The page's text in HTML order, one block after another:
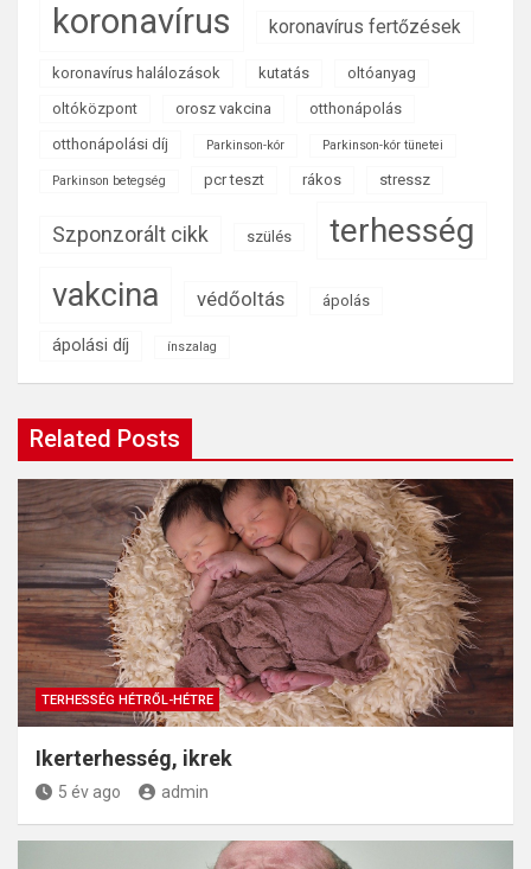
koronavírus koronavírus fertőzések
koronavírus halálozások kutatás
oltóanyag
oltóközpont
orosz vakcina
otthonápolás
otthonápolási díj
Parkinson-kór Parkinson-kór tünetei
Parkinson betegség pcr teszt rákos stressz
Szponzorált cikk szülés terhesség
vakcina védőoltás ápolás
ápolási díj ínszalag
Related Posts
TERHESSÉG HÉTRŐL-HÉTRE
Ikerterhesség, ikrek
5 év ago admin